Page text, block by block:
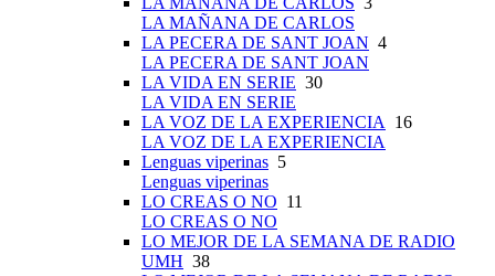
LA MAÑANA DE CARLOS
LA PECERA DE SANT JOAN 4
LA PECERA DE SANT JOAN
LA VIDA EN SERIE 30
LA VIDA EN SERIE
LA VOZ DE LA EXPERIENCIA 16
LA VOZ DE LA EXPERIENCIA
Lenguas viperinas 5
Lenguas viperinas
LO CREAS O NO 11
LO CREAS O NO
LO MEJOR DE LA SEMANA DE RADIO
UMH 38